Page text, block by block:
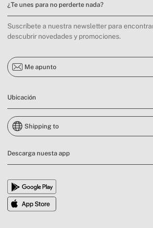
¿Te unes para no perderte nada?
Suscríbete a nuestra newsletter para
descubrir novedades y promociones.
Me apunto
Ubicación
Shipping to
Descarga nuesta app